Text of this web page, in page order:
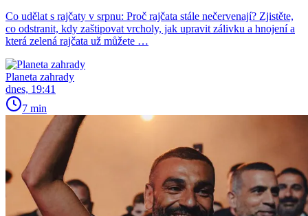
Co udělat s rajčaty v srpnu: Proč rajčata stále nečervenají? Zjistěte,
co odstranit, kdy zaštipovat vrcholy, jak upravit zálivku a hnojení a
která zelená rajčata už můžete …
Planeta zahrady
dnes, 19:41
7 min